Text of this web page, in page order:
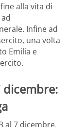
alla vita di
Infine ad
una volta
Emilia e
dicembre:
al 7 dicembre,